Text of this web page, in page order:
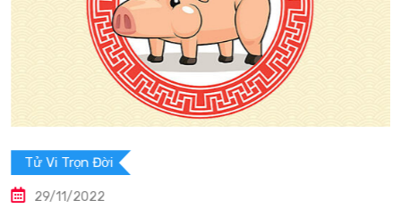
Tử Vi Trọn Đời
29/11/2022